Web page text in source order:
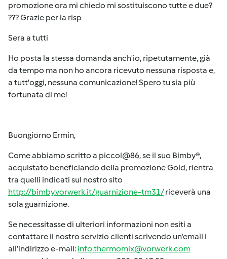
promozione ora mi chiedo mi sostituiscono tutte e due?
??? Grazie per la risp
Sera a tutti
Ho posta la stessa domanda anch'io, ripetutamente, già
da tempo ma non ho ancora ricevuto nessuna risposta e,
a tutt'oggi, nessuna comunicazione! Spero tu sia più
fortunata di me!
Buongiorno Ermin,
Come abbiamo scritto a piccol@86, se il suo Bimby®,
acquistato beneficiando della promozione Gold, rientra
tra quelli indicati sul nostro sito
http://bimby.vorwerk.it/guarnizione-tm31/riceverà una
sola guarnizione.
Se necessitasse di ulteriori informazioni non esiti a
contattare il nostro servizio clienti scrivendo un’email i
all’indirizzo e-mail: info.thermomix@vorwerk.com